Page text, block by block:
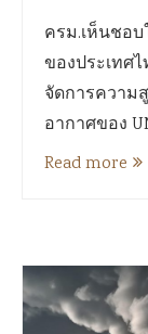
ครม.เห็นชอ
ของประเทศ
จัดการความ
อากาศของ
Read more